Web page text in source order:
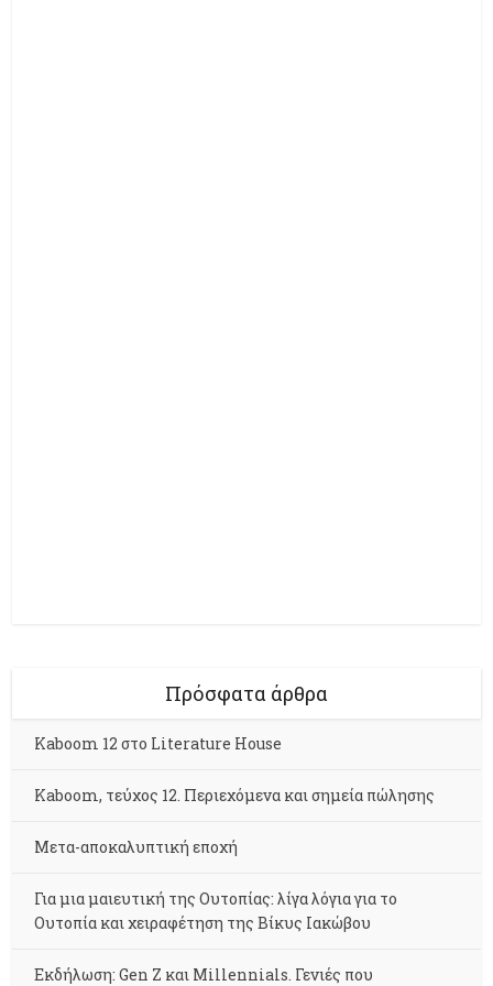
Πρόσφατα άρθρα
Kaboom 12 στο Literature House
Kaboom, τεύχος 12. Περιεχόμενα και σημεία πώλησης
Μετα-αποκαλυπτική εποχή
Για μια μαιευτική της Ουτοπίας: λίγα λόγια για το
Ουτοπία και χειραφέτηση της Βίκυς Ιακώβου
Εκδήλωση: Gen Z και Millennials. Γενιές που